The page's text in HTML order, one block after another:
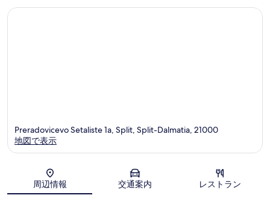
の
口
ミ
地図
Preradovicevo Setaliste 1a, Split, Split-Dalmatia, 21000
地図で表示
周辺情報 交通案内 レストラン